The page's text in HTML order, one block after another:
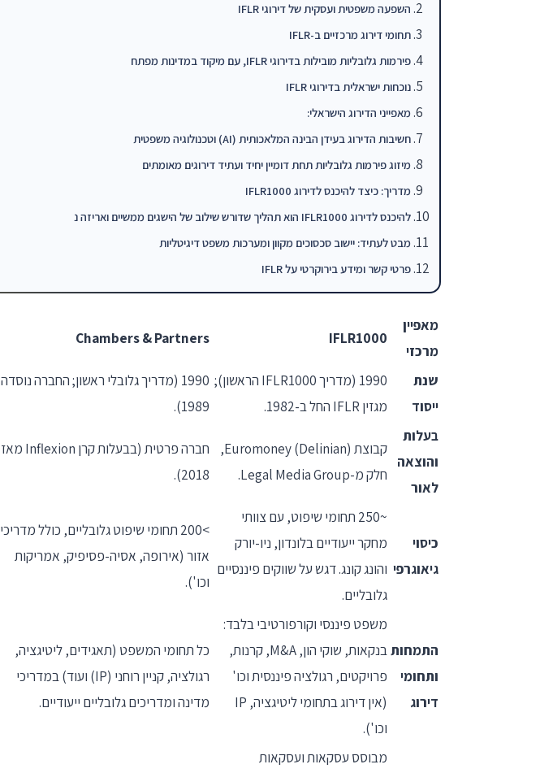
השפעה משפטית ועסקית של דירוגי IFLR
תחומי דירוג מרכזיים ב-IFLR
פירמות גלובליות מובילות בדירוגי IFLR, עם מיקוד במדינות מפתח
נוכחות ישראלית בדירוגי IFLR
מאפייני הדירוג הישראלי:
חשיבות הדירוג בעידן הבינה המלאכותית (AI) וטכנולוגיה משפטית
מיזוג פירמות גלובליות תחת דומיין יחיד ועתיד דירוגים מאומתים
מדריך: כיצד להיכנס לדירוג IFLR1000
להיכנס לדירוג IFLR1000 הוא תהליך שדורש שילוב של הישגים ממשיים ואריזה נ
מבט לעתיד: יישוב סכסוכים מקוון ומערכות משפט דיגיטליות
פרטי קשר ומידע בירוקרטי על IFLR
מאפיין
מרכזי
IFLR1000
Chambers & Partners
שנת
ייסוד
1990 (מדריך IFLR1000 הראשון);
מגזין IFLR החל ב-1982.
1990 (מדריך גלובלי ראשון; החברה נוסדה
1989).
בעלות
והוצאה
לאור
קבוצת Euromoney (Delinian),
חלק מ-Legal Media Group.
חברה פרטית (בבעלות קרן Inflexion מאז
2018).
כיסוי
גיאוגרפי
~250 תחומי שיפוט, עם צוותי
מחקר ייעודיים בלונדון, ניו-יורק
והונג קונג. דגש על שווקים פיננסיים
גלובליים.
>200 תחומי שיפוט גלובליים, כולל מדריכי
אזור (אירופה, אסיה-פסיפיק, אמריקות
וכו').
התמחות
ותחומי
דירוג
משפט פיננסי וקורפורטיבי בלבד:
בנקאות, שוקי הון, M&A, קרנות,
פרויקטים, רגולציה פיננסית וכו'
(אין דירוג בתחומי ליטיגציה, IP
וכו').
כל תחומי המשפט (תאגידים, ליטיגציה,
רגולציה, קניין רוחני (IP) ועוד) במדריכי
מדינה ומדריכים גלובליים ייעודיים.
מבוסס עסקאות ועסקאות